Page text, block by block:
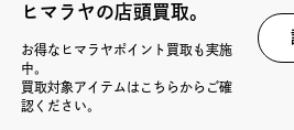
ヒマラヤの店頭買取。
お得なヒマラヤポイント買取も実施
中。
買取対象アイテムはこちらからご確
認ください。